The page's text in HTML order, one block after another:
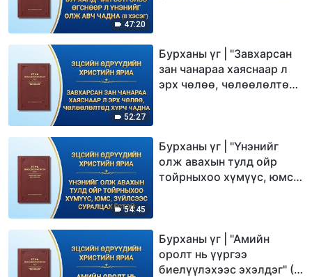
47:20
52:27
Бурханы үг | "Завхарсан
зан чанараа хаяснаар л
эрх чөлөө, чөлөөлөлтөд
54:45
Бурханы үг | "Үнэнийг
олж авахын тулд ойр
тойрныхоо хүмүүс, юмс,
Бурханы үг | "Амийн
оролт нь үүргээ
биелүүлэхээс эхэлдэг" (I